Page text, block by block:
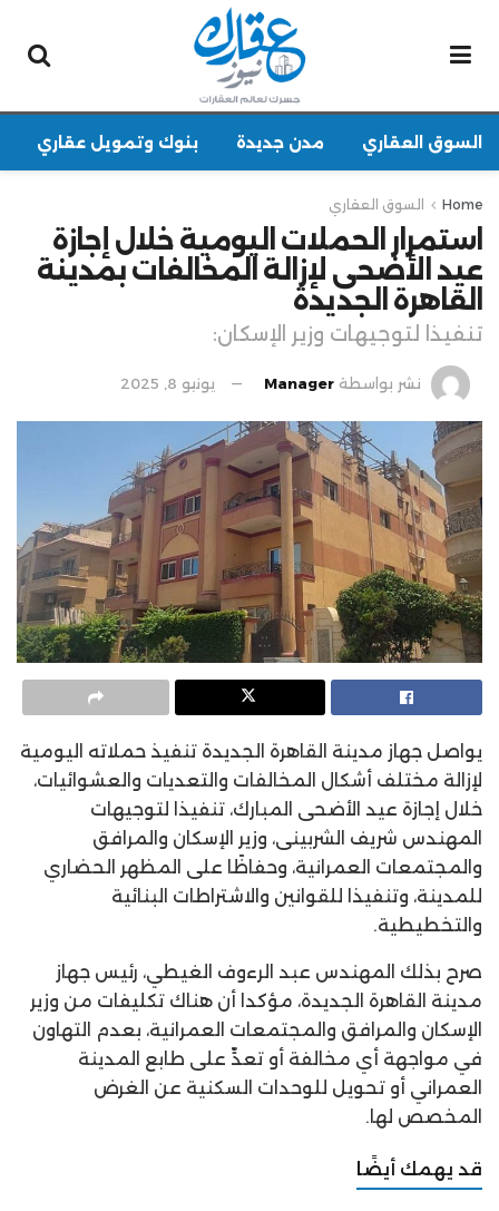
السوق العقاري مدن جديدة بنوك وتمويل عقاري
Home السوق العقاري
استمرار الحملات اليومية خلال إجازة
عيد الأضحى لإزالة المخالفات بمدينة
القاهرة الجديدة
تنفيذا لتوجيهات وزير الإسكان:
نشر بواسطة Manager يونيو 8, 2025
يواصل جهاز مدينة القاهرة الجديدة تنفيذ حملاته اليومية
لإزالة مختلف أشكال المخالفات والتعديات والعشوائيات،
خلال إجازة عيد الأضحى المبارك، تنفيذا لتوجيهات
المهندس شريف الشربينى، وزير الإسكان والمرافق
والمجتمعات العمرانية، وحفاظًا على المظهر الحضاري
للمدينة، وتنفيذا للقوانين والاشتراطات البنائية
والتخطيطية.
صرح بذلك المهندس عبد الرءوف الغيطي، رئيس جهاز
مدينة القاهرة الجديدة، مؤكدا أن هناك تكليفات من وزير
الإسكان والمرافق والمجتمعات العمرانية، بعدم التهاون
في مواجهة أي مخالفة أو تعدٍّ على طابع المدينة
العمراني أو تحويل للوحدات السكنية عن الغرض
المخصص لها.
قد يهمك أيضًا